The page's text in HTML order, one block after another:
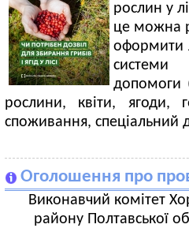
рослин у
це можна
оформити
системи
допомоги
рослини, квіти, ягоди,
споживання, спеціальний
Оголошення про
Виконавчий комітет
району Полтавської